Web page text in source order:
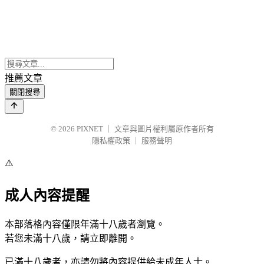
推薦文章
關閉搜尋
© 2026 PIXNET
文章與圖片權利屬原作者所有
隱私權政策
服務聲明
⚠️
成人內容提醒
本部落格內容僅限年滿十八歲者瀏覽。
若您未滿十八歲，請立即離開。
已滿十八歲者，亦請勿將內容提供給未成年人士。